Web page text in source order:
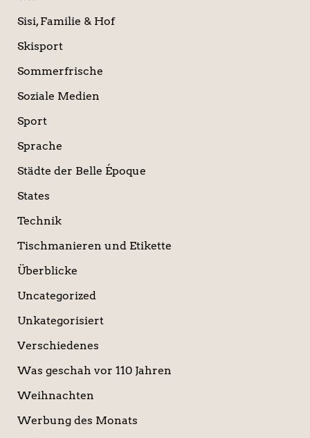
Sisi, Familie & Hof
Skisport
Sommerfrische
Soziale Medien
Sport
Sprache
Städte der Belle Époque
States
Technik
Tischmanieren und Etikette
Überblicke
Uncategorized
Unkategorisiert
Verschiedenes
Was geschah vor 110 Jahren
Weihnachten
Werbung des Monats